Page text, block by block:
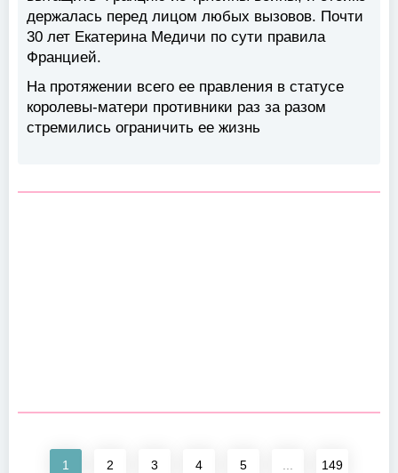
держалась перед лицом любых вызовов. Почти
30 лет Екатерина Медичи по сути правила
Францией.
На протяжении всего ее правления в статусе
королевы-матери противники раз за разом
стремились ограничить ее жизнь
1 2 3 4 5 149